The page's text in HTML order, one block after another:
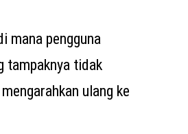
mana pengguna
tampaknya tidak
ulang ke